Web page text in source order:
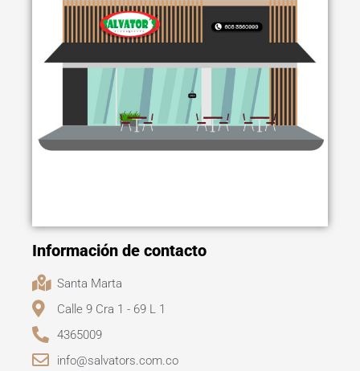
Información de contacto
Santa Marta
Calle 9 Cra 1 - 69 L 1
4365009
info@salvators.com.co